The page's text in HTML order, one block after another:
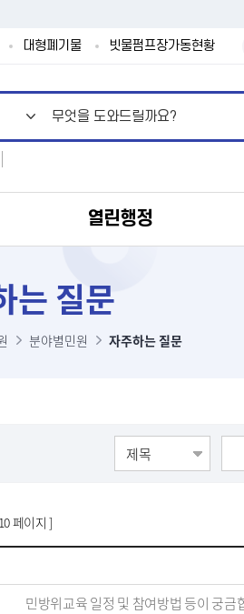
대형폐기물 빗물펌프장가동현황
열린행정
는 질문
분야별민원 자주하는 질문
페이지 ]
민방위교육 일정 및 참여방법 등이 궁금